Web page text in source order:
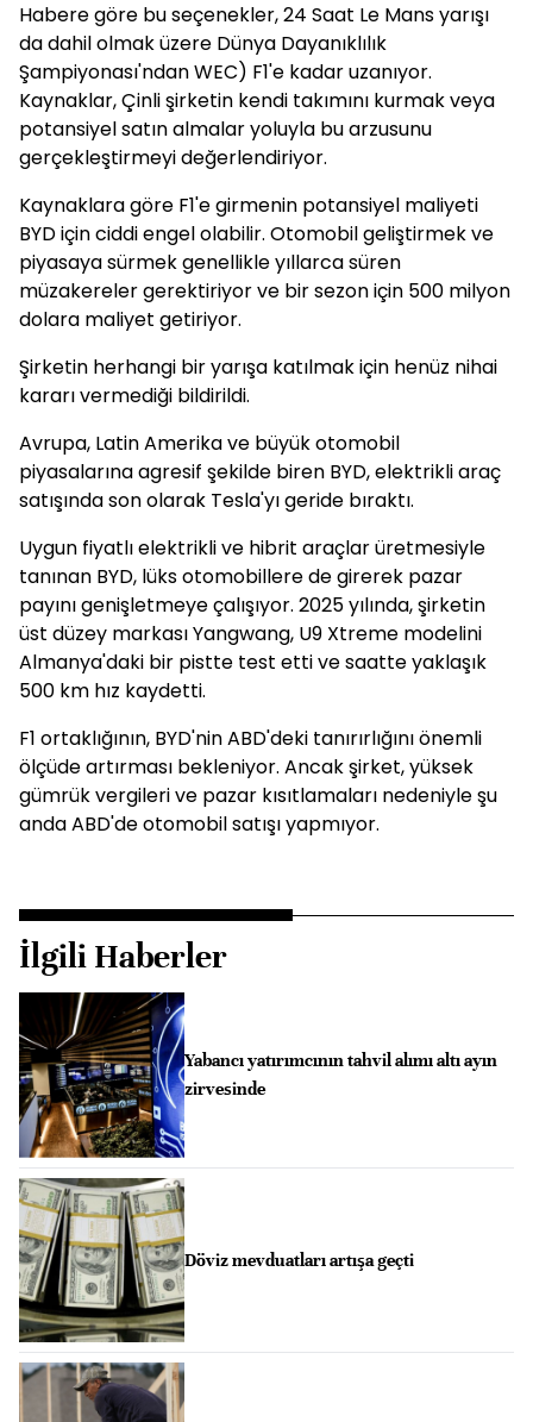
Habere göre bu seçenekler, 24 Saat Le Mans yarışı
da dahil olmak üzere Dünya Dayanıklılık
Şampiyonası'ndan WEC) F1'e kadar uzanıyor.
Kaynaklar, Çinli şirketin kendi takımını kurmak veya
potansiyel satın almalar yoluyla bu arzusunu
gerçekleştirmeyi değerlendiriyor.
Kaynaklara göre F1'e girmenin potansiyel maliyeti
BYD için ciddi engel olabilir. Otomobil geliştirmek ve
piyasaya sürmek genellikle yıllarca süren
müzakereler gerektiriyor ve bir sezon için 500 milyon
dolara maliyet getiriyor.
Şirketin herhangi bir yarışa katılmak için henüz nihai
kararı vermediği bildirildi.
Avrupa, Latin Amerika ve büyük otomobil
piyasalarına agresif şekilde biren BYD, elektrikli araç
satışında son olarak Tesla'yı geride bıraktı.
Uygun fiyatlı elektrikli ve hibrit araçlar üretmesiyle
tanınan BYD, lüks otomobillere de girerek pazar
payını genişletmeye çalışıyor. 2025 yılında, şirketin
üst düzey markası Yangwang, U9 Xtreme modelini
Almanya'daki bir pistte test etti ve saatte yaklaşık
500 km hız kaydetti.
F1 ortaklığının, BYD'nin ABD'deki tanırırlığını önemli
ölçüde artırması bekleniyor. Ancak şirket, yüksek
gümrük vergileri ve pazar kısıtlamaları nedeniyle şu
anda ABD'de otomobil satışı yapmıyor.
İlgili Haberler
Yabancı yatırımcının tahvil alımı altı ayın
zirvesinde
Döviz mevduatları artışa geçti